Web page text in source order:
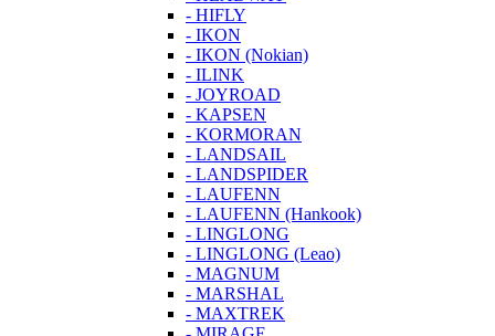
- HIFLY
- IKON
- IKON (Nokian)
- ILINK
- JOYROAD
- KAPSEN
- KORMORAN
- LANDSAIL
- LANDSPIDER
- LAUFENN
- LAUFENN (Hankook)
- LINGLONG
- LINGLONG (Leao)
- MAGNUM
- MARSHAL
- MAXTREK